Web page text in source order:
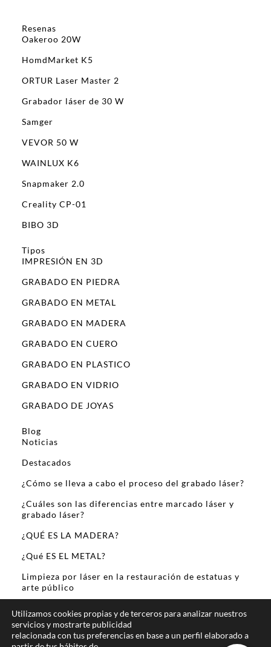
Resenas
Oakeroo 20W
HomdMarket K5
ORTUR Laser Master 2
Grabador láser de 30 W
Samger
VEVOR 50 W
WAINLUX K6
Snapmaker 2.0
Creality CP-01
BIBO 3D
Tipos
IMPRESIÓN EN 3D
GRABADO EN PIEDRA
GRABADO EN METAL
GRABADO EN MADERA
GRABADO EN CUERO
GRABADO EN PLASTICO
GRABADO EN VIDRIO
GRABADO DE JOYAS
Blog
Noticias
Destacados
¿Cómo se lleva a cabo el proceso del grabado láser?
¿Cuáles son las diferencias entre marcado láser y
grabado láser?
¿QUÉ ES LA MADERA?
¿Qué ES EL METAL?
Limpieza por láser en la restauración de estatuas y
arte público
Sobre Mi
Utilizamos cookies propias y de terceros para analizar nuestros
servicios y mostrarte publicidad
relacionada con tus preferencias en base a un perfil elaborado a